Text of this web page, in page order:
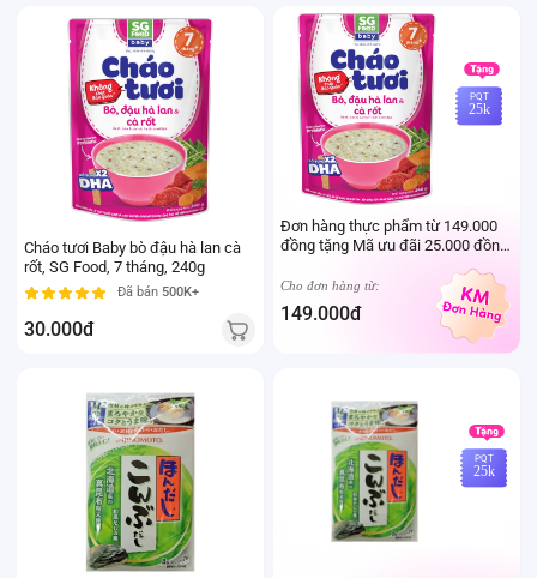
Cháo tươi Baby bò đậu hà lan cà
rốt, SG Food, 7 tháng, 240g
Đã bán 500K+
30.000đ
PQT
25k
Đơn hàng thực phẩm từ 149.000
đồng tặng Mã ưu đãi 25.000 đồng
mua sản phẩm Thực phẩm Ivenet
bất kỳ (Trừ sản phẩm sữa thay thể
sữa mẹ cho trẻ dưới 24 tháng tuổi)
Cho đơn hàng từ:
149.000đ
PQT
25k